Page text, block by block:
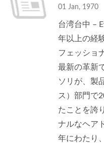
01 Jan, 1970
台湾台中 –
年以上の経
フェッショ
最新の革新
ソリが、製
ス）部門で
たことを誇
ナルなヘア
年にわたり